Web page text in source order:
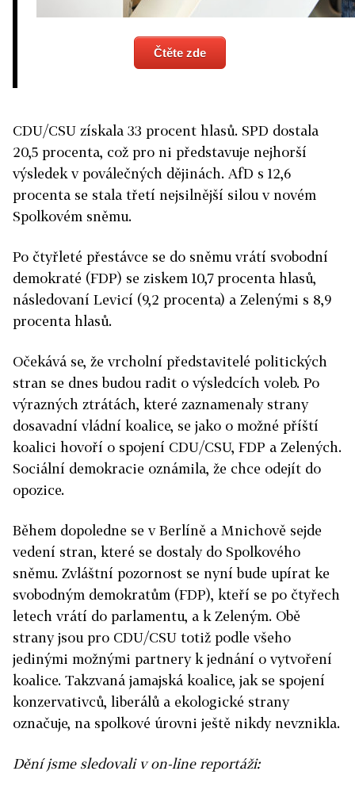
Čtěte zde
CDU/CSU získala 33 procent hlasů. SPD dostala
20,5 procenta, což pro ni představuje nejhorší
výsledek v poválečných dějinách. AfD s 12,6
procenta se stala třetí nejsilnější silou v novém
Spolkovém sněmu.
Po čtyřleté přestávce se do sněmu vrátí svobodní
demokraté (FDP) se ziskem 10,7 procenta hlasů,
následovaní Levicí (9,2 procenta) a Zelenými s 8,9
procenta hlasů.
Očekává se, že vrcholní představitelé politických
stran se dnes budou radit o výsledcích voleb. Po
výrazných ztrátách, které zaznamenaly strany
dosavadní vládní koalice, se jako o možné příští
koalici hovoří o spojení CDU/CSU, FDP a Zelených.
Sociální demokracie oznámila, že chce odejít do
opozice.
Během dopoledne se v Berlíně a Mnichově sejde
vedení stran, které se dostaly do Spolkového
sněmu. Zvláštní pozornost se nyní bude upírat ke
svobodným demokratům (FDP), kteří se po čtyřech
letech vrátí do parlamentu, a k Zeleným. Obě
strany jsou pro CDU/CSU totiž podle všeho
jedinými možnými partnery k jednání o vytvoření
koalice. Takzvaná jamajská koalice, jak se spojení
konzervativců, liberálů a ekologické strany
označuje, na spolkové úrovni ještě nikdy nevznikla.
Dění jsme sledovali v on-line reportáži: